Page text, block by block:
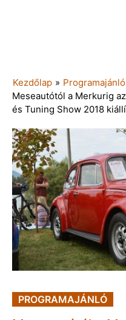
Kezdőlap » Programajánló
Meseautótól a Merkurig
és Tuning Show 2018
PROGRAMAJÁNLÓ